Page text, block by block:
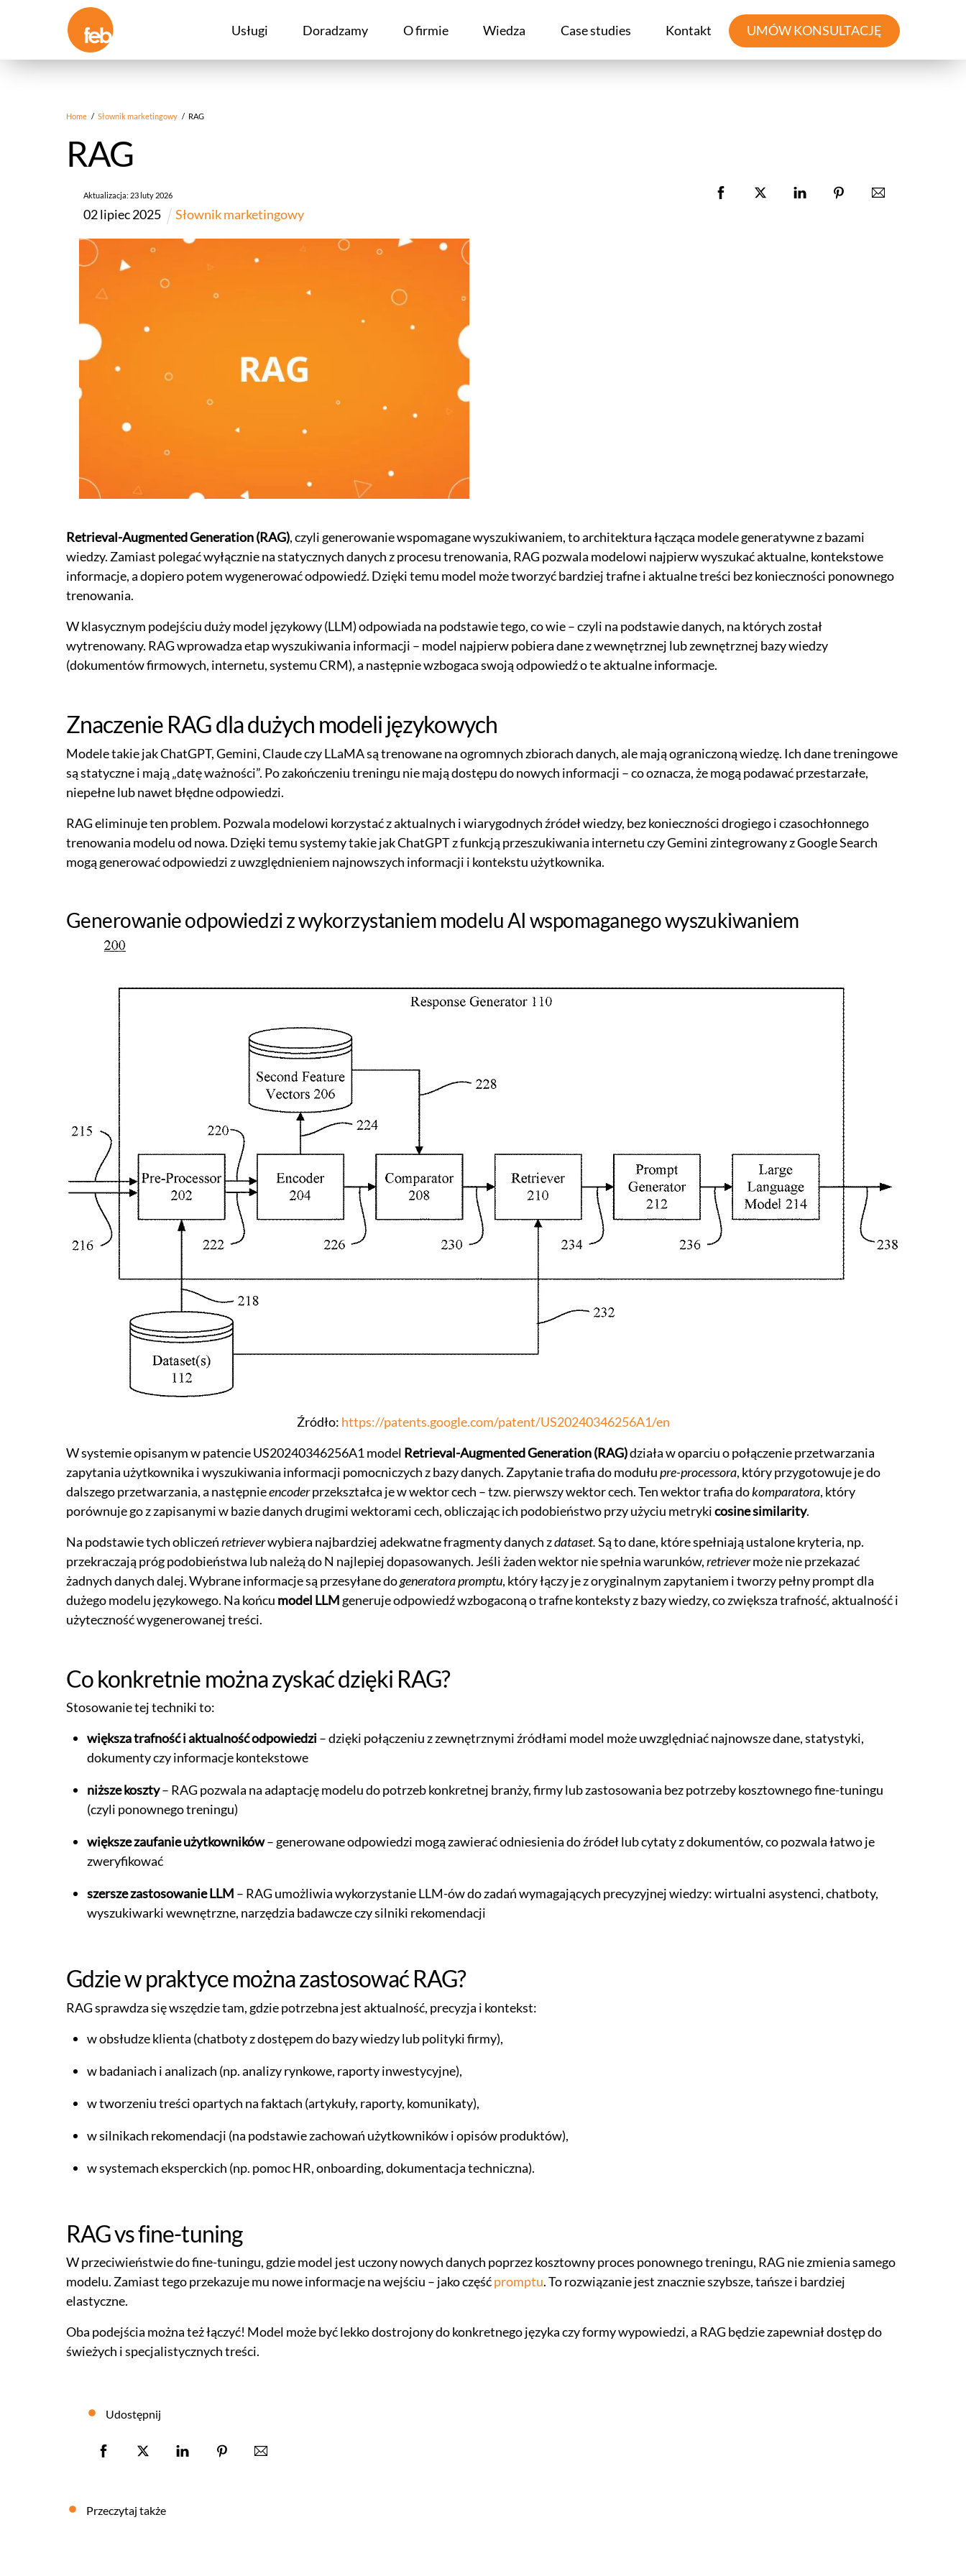
Usługi Doradzamy O firmie Wiedza Case studies Kontakt UMÓW KONSULTACJĘ
Home / Słownik marketingowy / RAG
RAG
Aktualizacja: 23luty 2026
02lipiec2025 Słownik marketingowy
Retrieval-Augmented Generation (RAG), czyli generowanie wspomagane wyszukiwaniem, to architektura łącząca modele generatywne z bazami
wiedzy. Zamiast polegać wyłącznie na statycznych danych z procesu trenowania, RAG pozwala modelowi najpierw wyszukać aktualne, kontekstowe
informacje, a dopiero potem wygenerować odpowiedź. Dzięki temu model może tworzyć bardziej trafne i aktualne treści bez konieczności ponownego
trenowania.
W klasycznym podejściu duży model językowy (LLM) odpowiada na podstawie tego, co wie – czyli na podstawie danych, na których został
wytrenowany. RAG wprowadza etap wyszukiwania informacji – model najpierw pobiera dane z wewnętrznej lub zewnętrznej bazy wiedzy
(dokumentów firmowych, internetu, systemu CRM), a następnie wzbogaca swoją odpowiedź o te aktualne informacje.
Znaczenie RAG dla dużych modeli językowych
Modele takie jak ChatGPT, Gemini, Claude czy LLaMA są trenowane na ogromnych zbiorach danych, ale mają ograniczoną wiedzę. Ich dane treningowe
są statyczne i mają „datę ważności”. Po zakończeniu treningu nie mają dostępu do nowych informacji – co oznacza, że mogą podawać przestarzałe,
niepełne lub nawet błędne odpowiedzi.
RAG eliminuje ten problem. Pozwala modelowi korzystać z aktualnych i wiarygodnych źródeł wiedzy, bez konieczności drogiego i czasochłonnego
trenowania modelu od nowa. Dzięki temu systemy takie jak ChatGPT z funkcją przeszukiwania internetu czy Gemini zintegrowany z Google Search
mogą generować odpowiedzi z uwzględnieniem najnowszych informacji i kontekstu użytkownika.
Generowanie odpowiedzi z wykorzystaniem modelu AI wspomaganego wyszukiwaniem
Źródło: https://patents.google.com/patent/US20240346256A1/en
W systemie opisanym w patencie US20240346256A1 model Retrieval-Augmented Generation (RAG)działa w oparciu o połączenie przetwarzania
zapytania użytkownika i wyszukiwania informacji pomocniczych z bazy danych. Zapytanie trafia do modułupre-processora, który przygotowuje je do
dalszego przetwarzania, a następnieencoderprzekształca je w wektor cech – tzw. pierwszy wektor cech. Ten wektor trafia dokomparatora, który
porównuje go z zapisanymi w bazie danych drugimi wektorami cech, obliczając ich podobieństwo przy użyciu metrykicosine similarity.
Na podstawie tych obliczeńretrieverwybiera najbardziej adekwatne fragmenty danych zdataset.Są to dane, które spełniają ustalone kryteria, np.
przekraczają próg podobieństwa lub należą do N najlepiej dopasowanych. Jeśli żaden wektor nie spełnia warunków,retrievermoże nie przekazać
żadnych danych dalej. Wybrane informacje są przesyłane dogeneratora promptu, który łączy je z oryginalnym zapytaniem i tworzy pełny prompt dla
dużego modelu językowego. Na końcu model LLM generuje odpowiedź wzbogaconą o trafne konteksty z bazy wiedzy, co zwiększa trafność, aktualność i
użyteczność wygenerowanej treści.
Co konkretnie można zyskać dzięki RAG?
Stosowanie tej techniki to:
większa trafność i aktualność odpowiedzi– dzięki połączeniu z zewnętrznymi źródłami model może uwzględniać najnowsze dane, statystyki,
dokumenty czy informacje kontekstowe
niższe koszty– RAG pozwala na adaptację modelu do potrzeb konkretnej branży, firmy lub zastosowania bez potrzeby kosztownego fine-tuningu
(czyli ponownego treningu)
większe zaufanie użytkowników– generowane odpowiedzi mogą zawierać odniesienia do źródeł lub cytaty z dokumentów, co pozwala łatwo je
zweryfikować
szersze zastosowanie LLM – RAG umożliwia wykorzystanie LLM-ów do zadań wymagających precyzyjnej wiedzy: wirtualni asystenci, chatboty,
wyszukiwarki wewnętrzne, narzędzia badawcze czy silniki rekomendacji
Gdzie w praktyce można zastosować RAG?
RAG sprawdza się wszędzie tam, gdzie potrzebna jest aktualność, precyzja i kontekst:
w obsłudze klienta (chatboty z dostępem do bazy wiedzy lub polityki firmy),
w badaniach i analizach (np. analizy rynkowe, raporty inwestycyjne),
w tworzeniu treści opartych na faktach (artykuły, raporty, komunikaty),
w silnikach rekomendacji (na podstawie zachowań użytkowników i opisów produktów),
w systemach eksperckich (np. pomoc HR, onboarding, dokumentacja techniczna).
RAG vs fine-tuning
W przeciwieństwie do fine-tuningu, gdzie model jest uczony nowych danych poprzez kosztowny proces ponownego treningu, RAG nie zmienia samego
modelu. Zamiast tego przekazuje mu nowe informacje na wejściu – jako częśćpromptu. To rozwiązanie jest znacznie szybsze, tańsze i bardziej
elastyczne.
Oba podejścia można też łączyć! Model może być lekko dostrojony do konkretnego języka czy formy wypowiedzi, a RAG będzie zapewniał dostęp do
świeżych i specjalistycznych treści.
Udostępnij
Przeczytaj także